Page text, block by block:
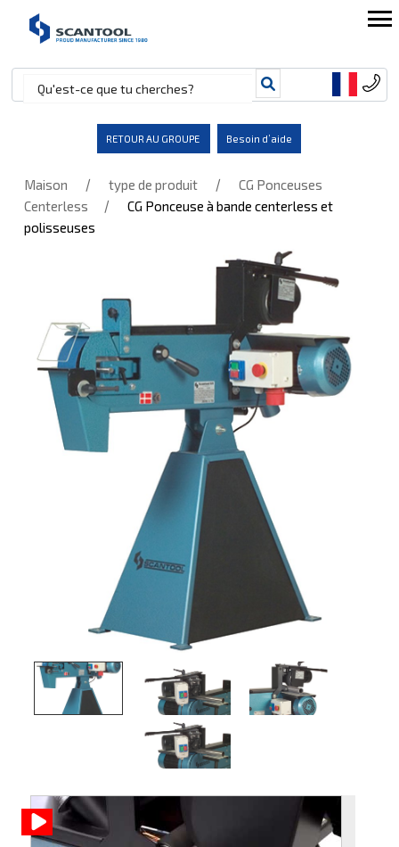
RETOUR AU GROUPE Besoin d’aide
Maison / type de produit /
CG Ponceuses
Centerless
/
CG Ponceuse à bande centerless et
polisseuses